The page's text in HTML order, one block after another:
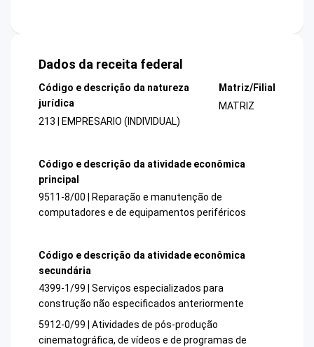
Dados da receita federal
Código e descrição da natureza
jurídica
213 | EMPRESARIO (INDIVIDUAL)
Matriz/Filial
MATRIZ
Código e descrição da atividade econômica
principal
9511-8/00 | Reparação e manutenção de
computadores e de equipamentos periféricos
Código e descrição da atividade econômica
secundária
4399-1/99 | Serviços especializados para
construção não especificados anteriormente
5912-0/99 | Atividades de pós-produção
cinematográfica, de vídeos e de programas de